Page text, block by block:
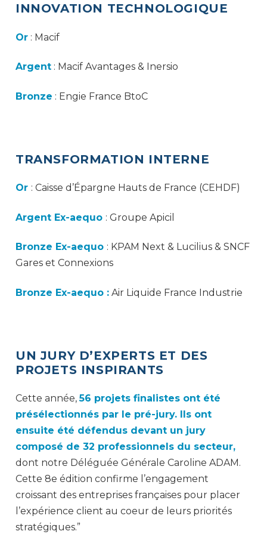
INNOVATION TECHNOLOGIQUE
Or : Macif
Argent : Macif Avantages & Inersio
Bronze : Engie France BtoC
TRANSFORMATION INTERNE
Or : Caisse d’Épargne Hauts de France (CEHDF)
Argent Ex-aequo : Groupe Apicil
Bronze Ex-aequo : KPAM Next & Lucilius & SNCF
Gares et Connexions
Bronze Ex-aequo : Air Liquide France Industrie
UN JURY D’EXPERTS ET DES
PROJETS INSPIRANTS
Cette année,56 projets finalistes ont été
présélectionnés par le pré-jury. Ils ont
ensuite été défendus devant un jury
composé de 32 professionnels du secteur,
dont notre Déléguée Générale Caroline ADAM.
Cette 8e édition confirme l’engagement
croissant des entreprises françaises pour placer
l’expérience client au coeur de leurs priorités
stratégiques.”